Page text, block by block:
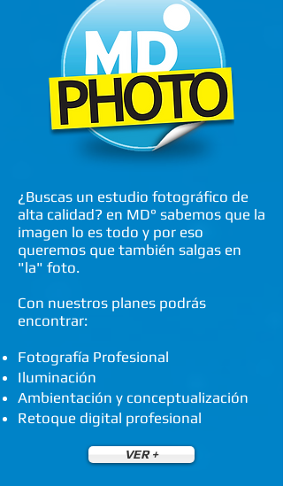
¿Buscas un estudio fotográfico de
alta calidad? en MD° sabemos que la
imagen lo es todo y por eso
queremos que también salgas en
"la" foto.
Con nuestros planes podrás
encontrar:
Fotografía Profesional
Iluminación
Ambientación y conceptualización
Retoque digital profesional
VER +